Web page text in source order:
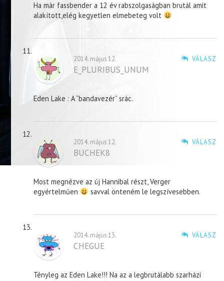
Ha már fassbender a 12 év rabszolgaságban brutál amit
alakított,elég kegyetlen elmebeteg volt
VÁLASZ
2014. május 12.
E_PLURIBUS_UNUM
Eden Lake : A “bandavezér” srác.
VÁLASZ
2014. május 12.
BUCHEK8
Most megnézve az új Hannibal részt, Verger
egyértelműen
savval önteném le legszívesebben.
VÁLASZ
2014. május 13.
CHEGUE
Tényleg az Eden Lake!!! Na az a legbrutálabb szarházi